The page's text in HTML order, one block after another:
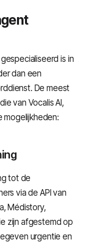
is in
dan een
De meest
van Vocalis AI,
mogelijkheden:
tot de
via de API van
Médistory,
zijn afgestemd op
urgentie en